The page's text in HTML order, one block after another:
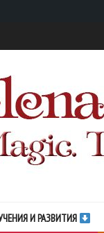
И РАЗВИТИЯ